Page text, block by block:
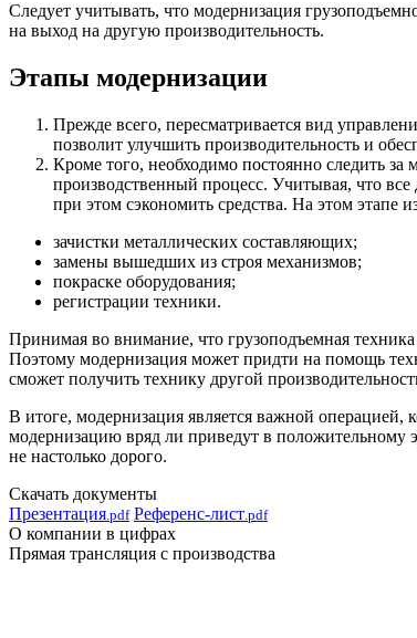
Следует учитывать, что модернизация
на выход на другую производительность.
Этапы модернизации
Прежде всего, пересматривается вид
позволит улучшить производительность и
Кроме того, необходимо постоянно следить
производственный процесс. Учитывая, что
при этом сэкономить средства. На этом этапе
зачистки металлических составляющих;
замены вышедших из строя механизмов;
покраске оборудования;
регистрации техники.
Принимая во внимание, что грузоподъемная
Поэтому модернизация может придти на помощь
сможет получить технику другой
В итоге, модернизация является важной операцией,
модернизацию вряд ли приведут в положительному
не настолько дорого.
Скачать документы
Презентация.pdf Референс-лист.pdf
О компании в цифрах
Прямая трансляция с производства